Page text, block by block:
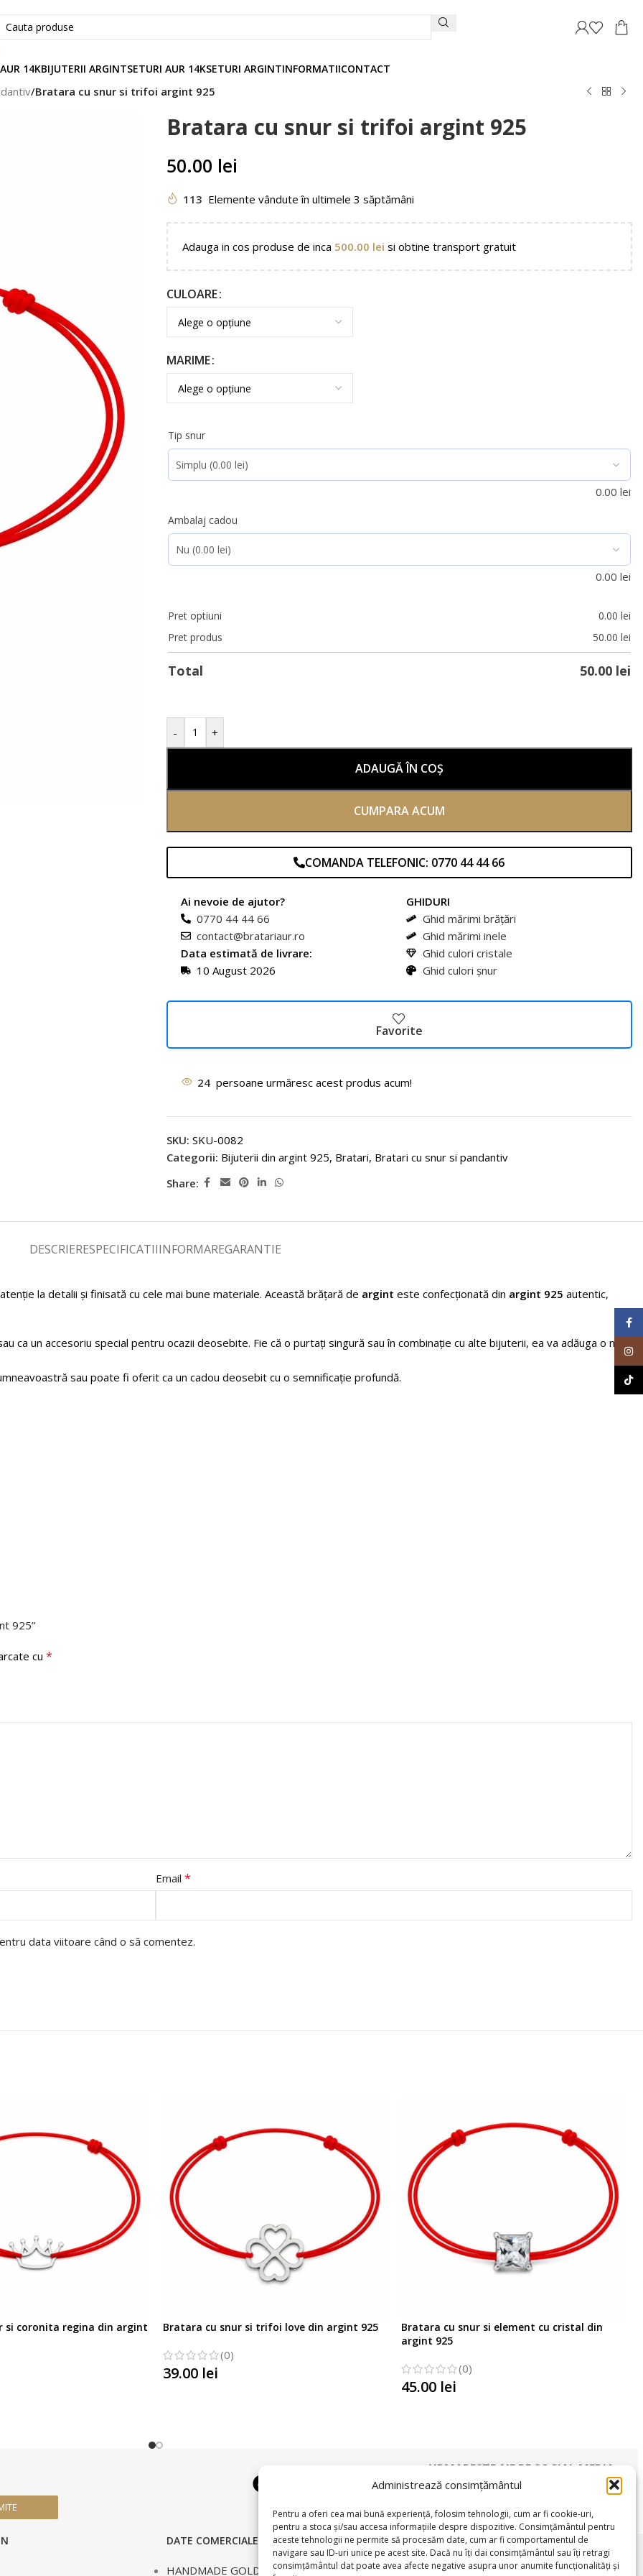
Administrează consimțământul
Pentru a oferi cea mai bună experiență, folosim tehnologii, cum ar fi cookie-uri,
pentru a stoca și/sau accesa informațiile despre dispozitive. Consimțământul pentru
aceste tehnologii ne permite să procesăm date, cum ar fi comportamentul de
navigare sau ID-uri unice pe acest site. Dacă nu îți dai consimțământul sau îți retragi
consimțământul dat poate avea afecte negative asupra unor anumite funcționalități și
14KBIJUTERII ARGINTSETURI AUR 14KSETURI ARGINTINFORMATIICONTACT
/Bratara cu snur si trifoi argint 925
Bratara cu snur si trifoi argint 925
50.00 lei
113 Elemente vândute în ultimele 3 săptămâni
Adauga in cos produse de inca 500.00 lei si obtine transport gratuit
CULOARE
MARIME
Tip snur
0.00 lei
Ambalaj cadou
0.00 lei
Pret optiuni 0.00 lei
Pret produs
50.00 lei
Total 50.00 lei
- +
ADAUGĂ ÎN COȘ
CUMPARA ACUM
COMANDA TELEFONIC: 0770 44 44 66
Ai nevoie de ajutor?
0770 44 44 66
contact@bratariaur.ro
Data estimată de livrare:
10 August 2026
GHIDURI
Ghid mărimi brățări
Ghid mărimi inele
Ghid culori cristale
Ghid culori șnur
Favorite
24 persoane urmăresc acest produs acum!
SKU: SKU-0082
Categorii: Bijuterii din argint 925, Bratari, Bratari cu snur si pandantiv
Share:
DESCRIERESPECIFICATIIINFORMAREGARANTIE
la detalii și finisată cu cele mai bune materiale. Această brățară de argint este confecționată din argint 925 autentic,
ca un accesoriu special pentru ocazii deosebite. Fie că o purtați singură sau în combinație cu alte bijuterii, ea va adăuga o notă
sau poate fi oferit ca un cadou deosebit cu o semnificație profundă.
925”
cu *
Email *
data viitoare când o să comentez.
si coronita regina din argint
Bratara cu snur si trifoi love din argint 925
(0)
39.00 lei
Bratara cu snur si element cu cristal din
argint 925
(0)
45.00 lei
URMARESTE-NE PE SOCIAL MEDIA
DATE COMERCIALE
HANDMADE GOLD SILVER S.R.L
SUPORT CLIENTI
Luni – Vineri